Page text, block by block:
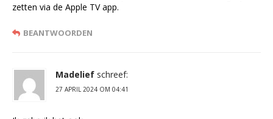
zetten via de Apple TV app.
BEANTWOORDEN
Madelief schreef:
27 APRIL 2024 OM 04:41